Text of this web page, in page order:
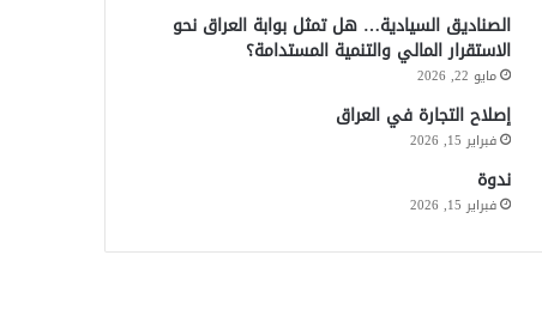
الصناديق السيادية… هل تمثل بوابة العراق نحو
الاستقرار المالي والتنمية المستدامة؟
مايو 22, 2026
إصلاح التجارة في العراق
فبراير 15, 2026
ندوة
فبراير 15, 2026